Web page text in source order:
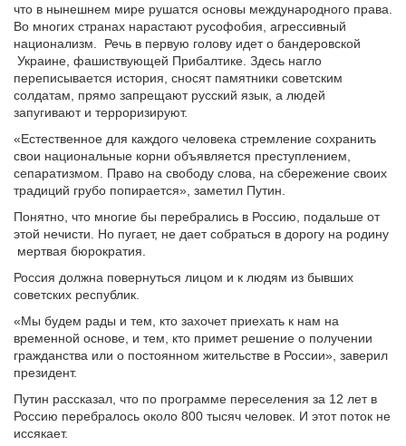
что в нынешнем мире рушатся основы международного права.
Во многих странах нарастают русофобия, агрессивный
национализм. Речь в первую голову идет о бандеровской
Украине, фашиствующей Прибалтике. Здесь нагло
переписывается история, сносят памятники советским
солдатам, прямо запрещают русский язык, а людей
запугивают и терроризируют.
«Естественное для каждого человека стремление сохранить
свои национальные корни объявляется преступлением,
сепаратизмом. Право на свободу слова, на сбережение своих
традиций грубо попирается», заметил Путин.
Понятно, что многие бы перебрались в Россию, подальше от
этой нечисти. Но пугает, не дает собраться в дорогу на родину
мертвая бюрократия.
Россия должна повернуться лицом и к людям из бывших
советских республик.
«Мы будем рады и тем, кто захочет приехать к нам на
временной основе, и тем, кто примет решение о получении
гражданства или о постоянном жительстве в России», заверил
президент.
Путин рассказал, что по программе переселения за 12 лет в
Россию перебралось около 800 тысяч человек. И этот поток не
иссякает.